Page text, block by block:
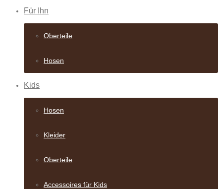
Für Ihn
Oberteile
Hosen
Kids
Hosen
Kleider
Oberteile
Accessoires für Kids